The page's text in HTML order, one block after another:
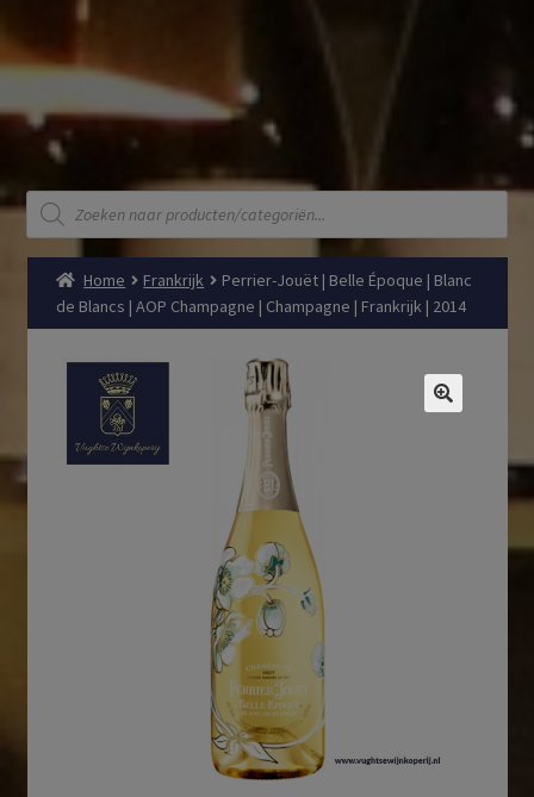
Producten
zoeken
Home Frankrijk
Perrier-Jouët | Belle Époque | Blanc
de Blancs | AOP Champagne | Champagne | Frankrijk | 2014